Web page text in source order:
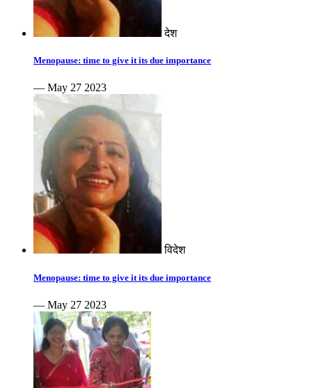
देश
Menopause: time to give it its due importance
— May 27 2023
विदेश
Menopause: time to give it its due importance
— May 27 2023